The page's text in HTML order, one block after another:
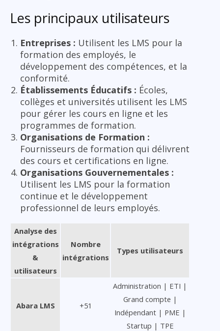
Les principaux utilisateurs
Entreprises : Utilisent les LMS pour la
formation des employés, le
développement des compétences, et la
conformité.
Établissements Éducatifs : Écoles,
collèges et universités utilisent les LMS
pour gérer les cours en ligne et les
programmes de formation.
Organisations de Formation :
Fournisseurs de formation qui délivrent
des cours et certifications en ligne.
Organisations Gouvernementales :
Utilisent les LMS pour la formation
continue et le développement
professionnel de leurs employés.
Analyse des
intégrations
&
utilisateurs
Nombre
intégrations
Types utilisateurs
Abara LMS +51
Administration | ETI |
Grand compte |
Indépendant | PME |
Startup | TPE